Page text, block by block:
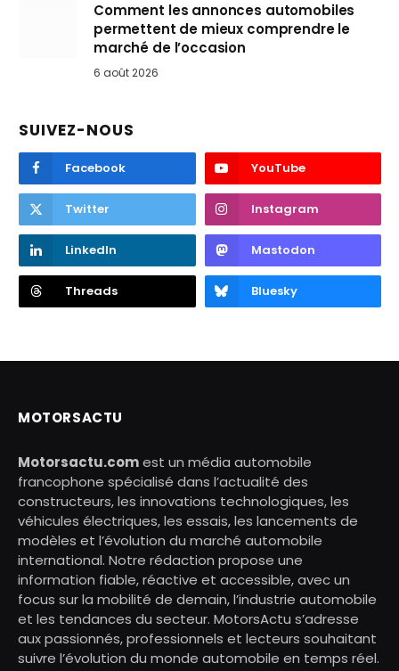
Comment les annonces automobiles
permettent de mieux comprendre le
marché de l’occasion
6 août 2026
SUIVEZ-NOUS
Facebook YouTube
Twitter Instagram
LinkedIn Mastodon
Threads Bluesky
MOTORSACTU
Motorsactu.comest un média automobile
francophone spécialisé dans l’actualité des
constructeurs, les innovations technologiques, les
véhicules électriques, les essais, les lancements de
modèles et l’évolution du marché automobile
international. Notre rédaction propose une
information fiable, réactive et accessible, avec un
focus sur la mobilité de demain, l’industrie automobile
et les tendances du secteur. MotorsActu s’adresse
aux passionnés, professionnels et lecteurs souhaitant
suivre l’évolution du monde automobile en temps réel.